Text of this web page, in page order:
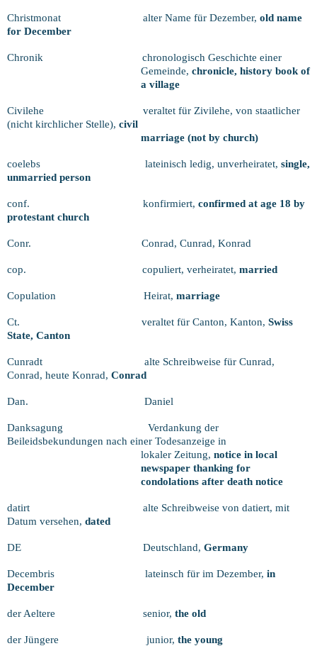
Christmonat alter Name für Dezember, old name
for December
Chronik
chronologisch Geschichte einer
Gemeinde, chronicle, history book of
a village
Civilehe
veraltet für Zivilehe, von staatlicher
(nicht kirchlicher Stelle), civil
marriage (not by church)
coelebs lateinisch ledig, unverheiratet, single,
unmarried person
conf. konfirmiert, confirmed at age 18 by
protestant church
Conr. Conrad, Cunrad, Konrad
cop. copuliert, verheiratet, married
Copulation Heirat, marriage
Ct. veraltet für Canton, Kanton, Swiss
State, Canton
Cunradt
alte Schreibweise für Cunrad,
Conrad, heute Konrad, Conrad
Dan. Daniel
Danksagung
Verdankung der
Beileidsbekundungen nach einer Todesanzeige in
lokaler Zeitung, notice in local
newspaper thanking for
condolations after death notice
datirt
alte Schreibweise von datiert, mit
Datum versehen, dated
DE Deutschland, Germany
Decembris lateinsch für im Dezember, in
December
der Aeltere senior, the old
der Jüngere junior, the young